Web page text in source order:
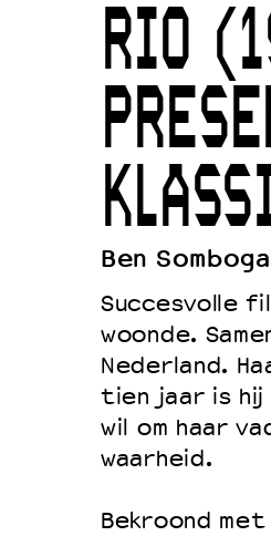
Duurzaamheid
Culturele
Ruimte voor
RIO
Ben
Succesvolle
woonde.
Nederland.
tien jaar is hij
wil om haar
waarheid.
Bekroond